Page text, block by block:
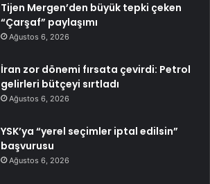
Tijen Mergen’den büyük tepki çeken
“Çarşaf” paylaşımı
Ağustos 6, 2026
İran zor dönemi fırsata çevirdi: Petrol
gelirleri bütçeyi sırtladı
Ağustos 6, 2026
YSK’ya “yerel seçimler iptal edilsin”
başvurusu
Ağustos 6, 2026